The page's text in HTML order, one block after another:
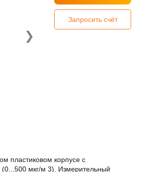
❯
Запросить счёт
пластиковом корпусе с
мкг/м 3). Измерительный